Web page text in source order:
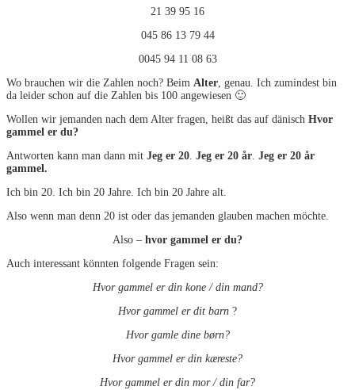
21 39 95 16
045 86 13 79 44
0045 94 11 08 63
Wo brauchen wir die Zahlen noch? Beim Alter, genau. Ich zumindest bin
da leider schon auf die Zahlen bis 100 angewiesen 🙂
Wollen wir jemanden nach dem Alter fragen, heißt das auf dänisch Hvor
gammel er du?
Antworten kann man dann mit Jeg er 20. Jeg er 20 år. Jeg er 20 år
gammel.
Ich bin 20. Ich bin 20 Jahre. Ich bin 20 Jahre alt.
Also wenn man denn 20 ist oder das jemanden glauben machen möchte.
Also – hvor gammel er du?
Auch interessant könnten folgende Fragen sein:
Hvor gammel er din kone / din mand?
Hvor gammel er dit barn ?
Hvor gamle dine børn?
Hvor gammel er din kæreste?
Hvor gammel er din mor / din far?